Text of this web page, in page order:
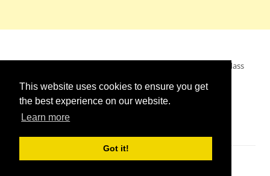
This website uses cookies to ensure you get
the best experience on our website.
Learn more
Got it!
Mein Wunsch: dass alle Menschen ohne Krieg leben dürfen, dass
alle Menschen den Krieg verurteilen und sich von den
Kriegstreibern abwenden. Das wünsche ich mir.